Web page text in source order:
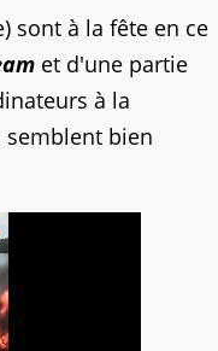
sont à la fête en ce
et d'une partie
à la
bien